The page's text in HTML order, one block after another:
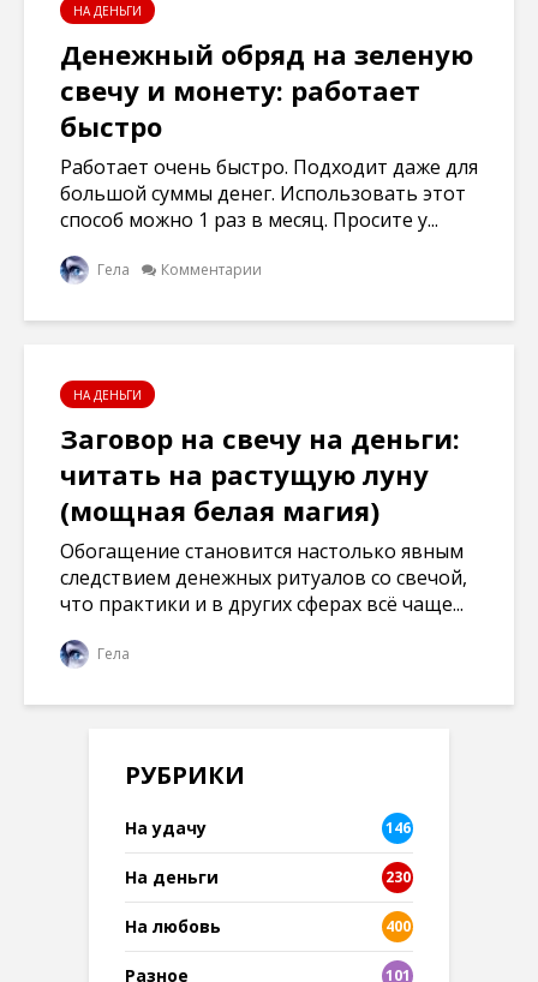
НА ДЕНЬГИ
Денежный обряд на зеленую
свечу и монету: работает
быстро
Работает очень быстро. Подходит даже для
большой суммы денег. Использовать этот
способ можно 1 раз в месяц. Просите у...
Гела Комментарии
НА ДЕНЬГИ
Заговор на свечу на деньги:
читать на растущую луну
(мощная белая магия)
Обогащение становится настолько явным
следствием денежных ритуалов со свечой,
что практики и в других сферах всё чаще...
Гела
РУБРИКИ
На удачу 146
На деньги 230
На любовь 400
Разное 101